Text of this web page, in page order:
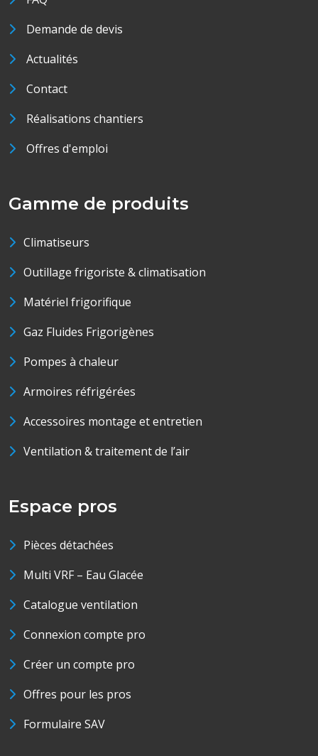
Demande de devis
Actualités
Contact
Réalisations chantiers
Offres d'emploi
Gamme de produits
Climatiseurs
Outillage frigoriste & climatisation
Matériel frigorifique
Gaz Fluides Frigorigènes
Pompes à chaleur
Armoires réfrigérées
Accessoires montage et entretien
Ventilation & traitement de l’air
Espace pros
Pièces détachées
Multi VRF – Eau Glacée
Catalogue ventilation
Connexion compte pro
Créer un compte pro
Offres pour les pros
Formulaire SAV